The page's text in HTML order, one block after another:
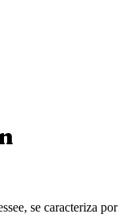
se caracteriza por